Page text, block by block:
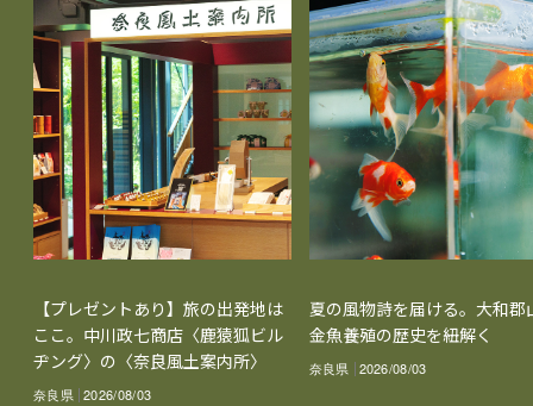
【プレゼントあり】旅の出発地は
ここ。中川政七商店〈鹿猿狐ビル
ヂング〉の〈奈良風土案内所〉
奈良県 2026/08/03
夏の風物詩を届ける。大和郡
金魚養殖の歴史を紐解く
奈良県 2026/08/03